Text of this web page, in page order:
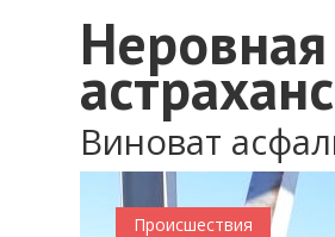
Виноват
Происшествия